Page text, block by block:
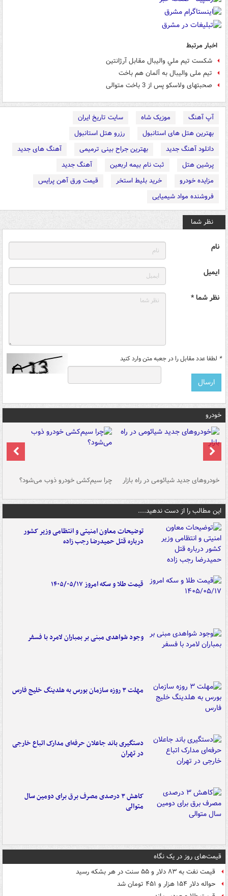
اخبار مرتبط
شكست تيم ملي واليبال مقابل آرژانتين
تیم ملی والیبال به آلمان هم باخت
صحبتهای ولاسکو پس از 3 باخت متوالی
آپ آهنگ موزیک شاه
سایت تاریخ ایران
بهترین هتل های استانبول
رزرو هتل استانبول
دانلود آهنگ جدید
بهترین جراح بینی ترمیمی
آهنگ های جدید
پرشین هتل
ثبت نام بیمه اربعین
آهنگ جدید
مزایده خودرو
خرید بلیط استخر
قیمت ورق آهن پرایس
فروشنده مواد شیمیایی
نظر شما
نام
ایمیل
نظر شما *
* لطفا عدد مقابل را در جعبه متن وارد کنید
خودرو
خودروهای جدید شیائومی در راه بازار چرا سیم‌کشی خودرو ذوب می‌شود؟
این مطالب را از دست ندهید....
توضیحات معاون امنیتی و انتظامی وزیر کشور
درباره قتل حمیدرضا رجب زاده
قیمت طلا و سکه امروز ۱۴۰۵/۰۵/۱۷
وجود شواهدی مبنی بر بمباران لامرد با فسفر
مهلت ۳ روزه سازمان بورس به هلدینگ خلیج فارس
دستگیری باند جاعلان حرفه‌ای مدارک اتباع خارجی
در تهران
کاهش ۳ درصدی مصرف برق برای دومین سال
متوالی
قیمت‌های روز در یک نگاه
قیمت نفت به ۸۳ دلار و ۵۵ سنت در هر بشکه رسید
حواله دلار ۱۵۴ هزار و ۴۵۱ تومان شد